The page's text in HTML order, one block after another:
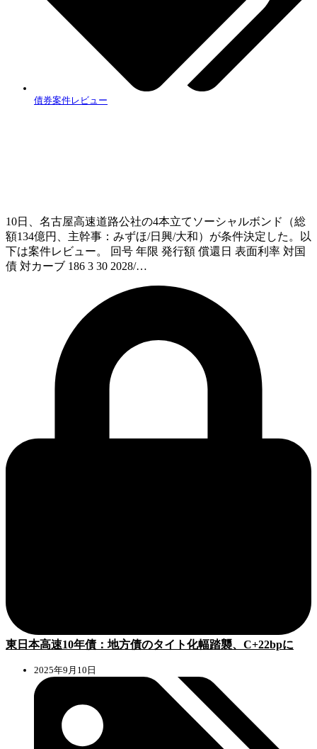
債券案件レビュー
10日、名古屋高速道路公社の4本立てソーシャルボンド（総
額134億円、主幹事：みずほ/日興/大和）が条件決定した。以
下は案件レビュー。 回号 年限 発行額 償還日 表面利率 対国
債 対カーブ 186 3 30 2028/…
東日本高速10年債：地方債のタイト化幅踏襲、C+22bpに
2025年9月10日